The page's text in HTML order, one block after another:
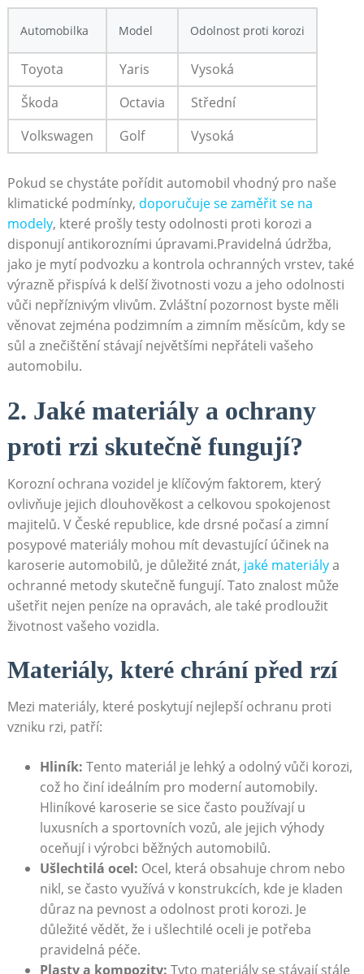
Automobilka Model Odolnost proti korozi
Toyota Yaris
Vysoká
Škoda
Octavia
Střední
Volkswagen
Golf Vysoká
Pokud se chystáte pořídit automobil vhodný pro naše
klimatické podmínky, doporučuje se zaměřit se na
modely, které prošly testy odolnosti proti korozi a
disponují antikorozními úpravami.Pravidelná údržba,
jako je mytí podvozku a kontrola ochranných vrstev, také
výrazně přispívá k delší životnosti vozu a jeho odolnosti
vůči nepříznivým vlivům. Zvláštní pozornost byste měli
věnovat zejména podzimním a zimním měsícům, kdy se
sůl a znečištění stávají největšími nepřáteli vašeho
automobilu.
2. Jaké materiály a ochrany
proti rzi skutečně fungují?
Korozní ochrana vozidel je klíčovým faktorem, který
ovlivňuje jejich dlouhověkost a celkovou spokojenost
majitelů. V České republice, kde drsné počasí a zimní
posypové materiály mohou mít devastující účinek na
karoserie automobilů, je důležité znát, jaké materiálya
ochranné metody skutečně fungují. Tato znalost může
ušetřit nejen peníze na opravách, ale také prodloužit
životnost vašeho vozidla.
Materiály, které chrání před rzí
Mezi materiály, které poskytují nejlepší ochranu proti
vzniku rzi, patří:
Hliník: Tento materiál je lehký a odolný vůči korozi,
což ho činí ideálním pro moderní automobily.
Hliníkové karoserie se sice často používají u
luxusních a sportovních vozů, ale jejich výhody
oceňují i výrobci běžných automobilů.
Ušlechtilá ocel: Ocel, která obsahuje chrom nebo
nikl, se často využívá v konstrukcích, kde je kladen
důraz na pevnost a odolnost proti korozi. Je
důležité vědět, že i ušlechtilé oceli je potřeba
pravidelná péče.
Plasty a kompozity: Tyto materiály se stávají stále